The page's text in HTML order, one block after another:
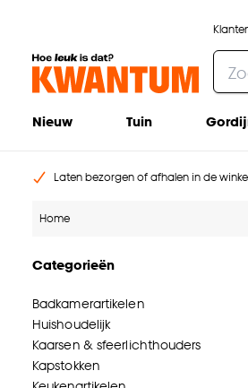
Nieuw Tuin
Laten bezorgen of afhalen in de
Home
Categorieën
Badkamerartikelen
Huishoudelijk
Kaarsen & sfeerlichthouders
Kapstokken